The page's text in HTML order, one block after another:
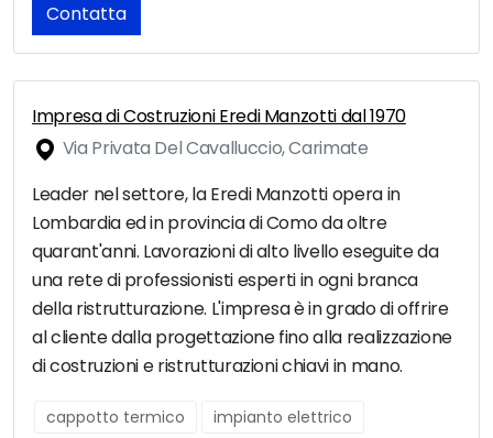
Contatta
Impresa di Costruzioni Eredi Manzotti dal 1970
Via Privata Del Cavalluccio, Carimate
Leader nel settore, la Eredi Manzotti opera in
Lombardia ed in provincia di Como da oltre
quarant'anni. Lavorazioni di alto livello eseguite da
una rete di professionisti esperti in ogni branca
della ristrutturazione. L'impresa è in grado di offrire
al cliente dalla progettazione fino alla realizzazione
di costruzioni e ristrutturazioni chiavi in mano.
cappotto termico
impianto elettrico